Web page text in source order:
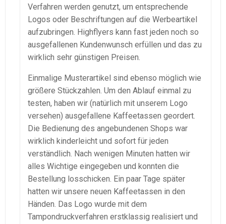
Verfahren werden genutzt, um entsprechende
Logos oder Beschriftungen auf die Werbeartikel
aufzubringen. Highflyers kann fast jeden noch so
ausgefallenen Kundenwunsch erfüllen und das zu
wirklich sehr günstigen Preisen.
Einmalige Musterartikel sind ebenso möglich wie
größere Stückzahlen. Um den Ablauf einmal zu
testen, haben wir (natürlich mit unserem Logo
versehen) ausgefallene Kaffeetassen geordert.
Die Bedienung des angebundenen Shops war
wirklich kinderleicht und sofort für jeden
verständlich. Nach wenigen Minuten hatten wir
alles Wichtige eingegeben und konnten die
Bestellung losschicken. Ein paar Tage später
hatten wir unsere neuen Kaffeetassen in den
Händen. Das Logo wurde mit dem
Tampondruckverfahren erstklassig realisiert und